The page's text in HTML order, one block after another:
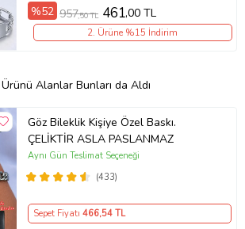
%52 957,50 TL 461,00 TL
2. Ürüne %15 İndirim
Alanlar Bunları da Aldı
Göz Bileklik Kişiye Özel Baskı.
ÇELİKTİR ASLA PASLANMAZ
(433)
Aynı Gün Teslimat Seçeneği
Sepet Fiyatı 466,54 TL